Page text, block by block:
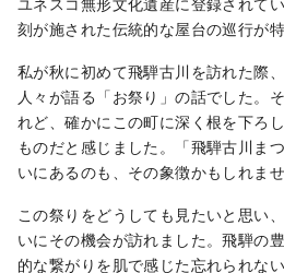
刻が施された伝統的な屋台の巡行が特
私が秋に初めて飛騨古川を訪れた際
人々が語る「お祭り」の話でした。
れど、確かにこの町に深く根を下ろ
ものだと感じました。「飛騨古川ま
いにあるのも、その象徴かもしれませ
この祭りをどうしても見たいと思い
いにその機会が訪れました。飛騨の
的な繋がりを肌で感じた忘れられな